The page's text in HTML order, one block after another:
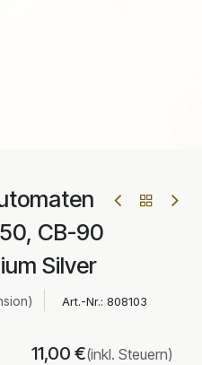
CB-90
Silver
Art.-Nr.: 808103
11,00 €(inkl. Steuern)